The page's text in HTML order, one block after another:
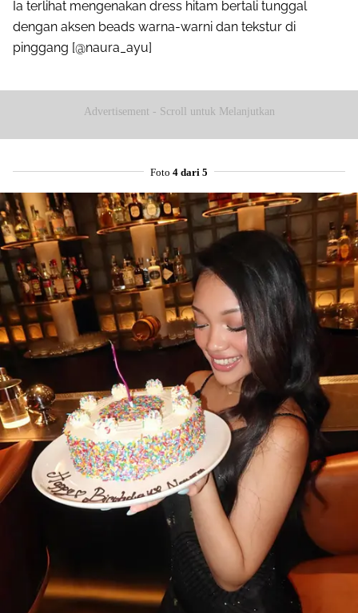
Ia terlihat mengenakan dress hitam bertali tunggal
dengan aksen beads warna-warni dan tekstur di
pinggang [@naura_ayu]
Advertisement - Scroll untuk Melanjutkan
Foto 4 dari 5